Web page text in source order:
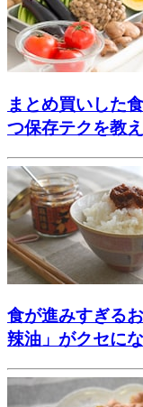
まとめ買いした
つ保存テクを教
食が進みすぎる
辣油」がクセに